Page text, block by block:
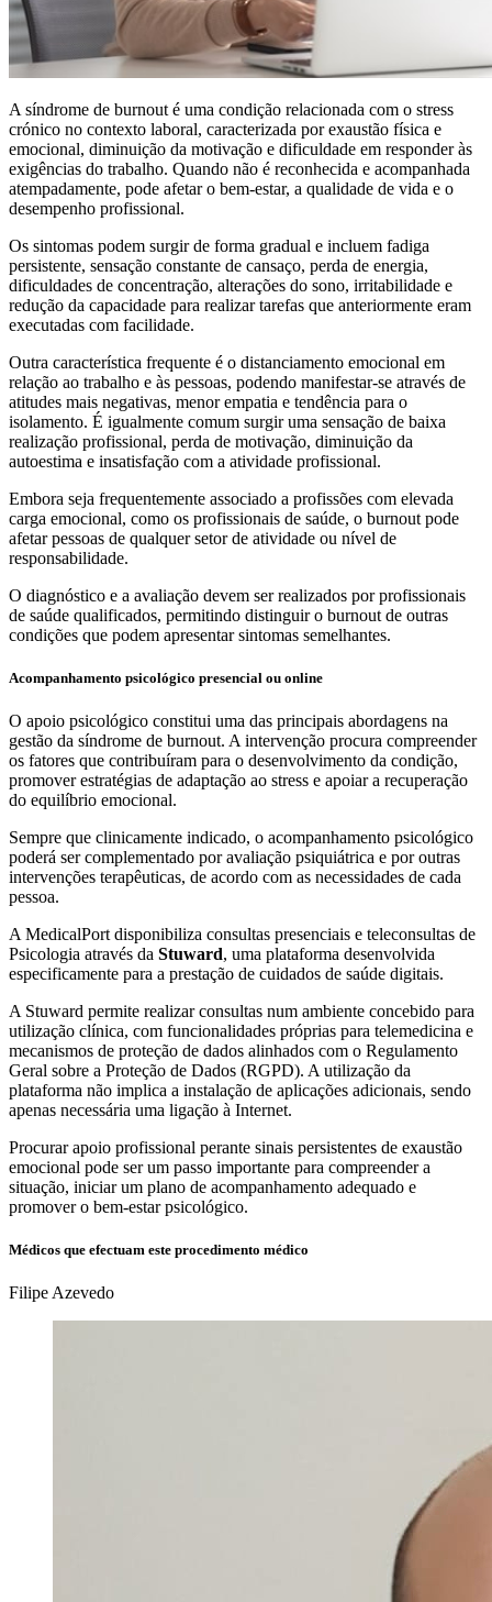
A síndrome de burnout é uma condição relacionada com o stress
crónico no contexto laboral, caracterizada por exaustão física e
emocional, diminuição da motivação e dificuldade em responder às
exigências do trabalho. Quando não é reconhecida e acompanhada
atempadamente, pode afetar o bem-estar, a qualidade de vida e o
desempenho profissional.
Os sintomas podem surgir de forma gradual e incluem fadiga
persistente, sensação constante de cansaço, perda de energia,
dificuldades de concentração, alterações do sono, irritabilidade e
redução da capacidade para realizar tarefas que anteriormente eram
executadas com facilidade.
Outra característica frequente é o distanciamento emocional em
relação ao trabalho e às pessoas, podendo manifestar-se através de
atitudes mais negativas, menor empatia e tendência para o
isolamento. É igualmente comum surgir uma sensação de baixa
realização profissional, perda de motivação, diminuição da
autoestima e insatisfação com a atividade profissional.
Embora seja frequentemente associado a profissões com elevada
carga emocional, como os profissionais de saúde, o burnout pode
afetar pessoas de qualquer setor de atividade ou nível de
responsabilidade.
O diagnóstico e a avaliação devem ser realizados por profissionais
de saúde qualificados, permitindo distinguir o burnout de outras
condições que podem apresentar sintomas semelhantes.
Acompanhamento psicológico presencial ou online
O apoio psicológico constitui uma das principais abordagens na
gestão da síndrome de burnout. A intervenção procura compreender
os fatores que contribuíram para o desenvolvimento da condição,
promover estratégias de adaptação ao stress e apoiar a recuperação
do equilíbrio emocional.
Sempre que clinicamente indicado, o acompanhamento psicológico
poderá ser complementado por avaliação psiquiátrica e por outras
intervenções terapêuticas, de acordo com as necessidades de cada
pessoa.
A MedicalPort disponibiliza consultas presenciais e teleconsultas de
Psicologia através da Stuward, uma plataforma desenvolvida
especificamente para a prestação de cuidados de saúde digitais.
A Stuward permite realizar consultas num ambiente concebido para
utilização clínica, com funcionalidades próprias para telemedicina e
mecanismos de proteção de dados alinhados com o Regulamento
Geral sobre a Proteção de Dados (RGPD). A utilização da
plataforma não implica a instalação de aplicações adicionais, sendo
apenas necessária uma ligação à Internet.
Procurar apoio profissional perante sinais persistentes de exaustão
emocional pode ser um passo importante para compreender a
situação, iniciar um plano de acompanhamento adequado e
promover o bem-estar psicológico.
Médicos que efectuam este procedimento médico
Filipe Azevedo